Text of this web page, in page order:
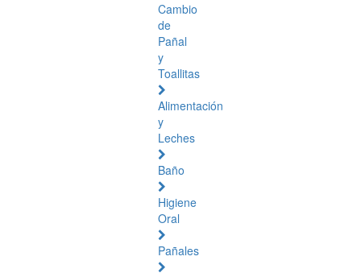
Cambio
de
Pañal
y
Toallitas
Alimentación
y
Leches
Baño
Higiene
Oral
Pañales